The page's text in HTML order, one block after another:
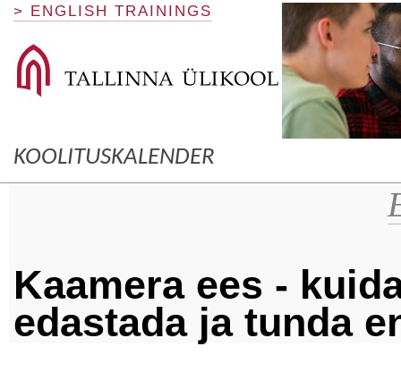
> ENGLISH TRAININGS
KOOLITUSKALENDER
Kaamera ees -
edastada ja tunda